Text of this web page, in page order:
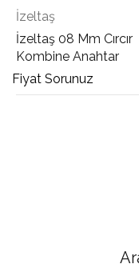
İzeltaş
İzeltaş 08 Mm Cırcır
Kombine Anahtar
Fiyat Sorunuz